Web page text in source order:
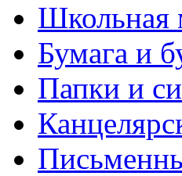
Школьная
Бумага и
Папки и